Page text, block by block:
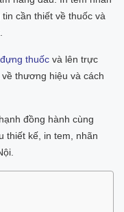
cần thiết về thuốc và
thuốc và lên trực
thương hiệu và cách
đồng hành cùng
thiết kế, in tem, nhãn